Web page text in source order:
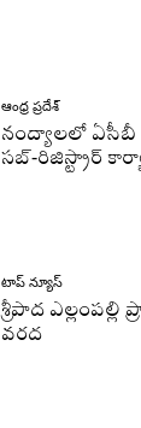
ఆంధ్ర ప్రదేశ్
నంద్యాలలో ఏసీబీ
సబ్-రిజిస్ట్రార్
టాప్ న్యూస్
శ్రీపాద ఎల్లంపల్లి
వరద